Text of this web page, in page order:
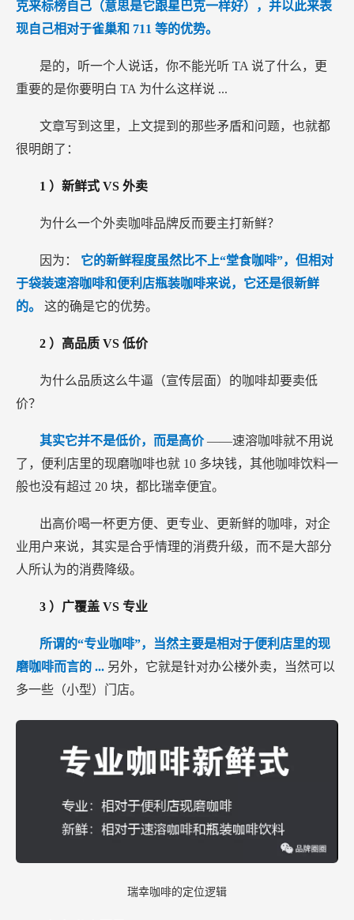
克来标榜自己（意思是它跟星巴克一样好），并以此来表
现自己相对于雀巢和 711 等的优势。
是的，听一个人说话，你不能光听TA说了什么，更
重要的是你要明白 TA 为什么这样说 ...
文章写到这里，上文提到的那些矛盾和问题，也就都
很明朗了：
1 ）新鲜式VS外卖
为什么一个外卖咖啡品牌反而要主打新鲜？
因为： 它的新鲜程度虽然比不上“堂食咖啡”，但相对
于袋装速溶咖啡和便利店瓶装咖啡来说，它还是很新鲜
的。 这的确是它的优势。
2 ）高品质VS低价
为什么品质这么牛逼（宣传层面）的咖啡却要卖低
价？
其实它并不是低价，而是高价——速溶咖啡就不用说
了，便利店里的现磨咖啡也就 10 多块钱，其他咖啡饮料一
般也没有超过 20 块，都比瑞幸便宜。
出高价喝一杯更方便、更专业、更新鲜的咖啡，对企
业用户来说，其实是合乎情理的消费升级，而不是大部分
人所认为的消费降级。
3 ）广覆盖VS专业
所谓的“专业咖啡”，当然主要是相对于便利店里的现
磨咖啡而言的 ... 另外，它就是针对办公楼外卖，当然可以
多一些（小型）门店。
瑞幸咖啡的定位逻辑